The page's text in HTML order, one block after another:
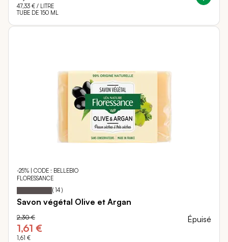
47,33 € / LITRE
TUBE DE 150 ML
-25% | CODE : BELLEBIO
FLORESSANCE
Notation: 99
% of
( 14 )
Savon végétal Olive et Argan
1,61 €
2,30 €
1,61 €
Épuisé